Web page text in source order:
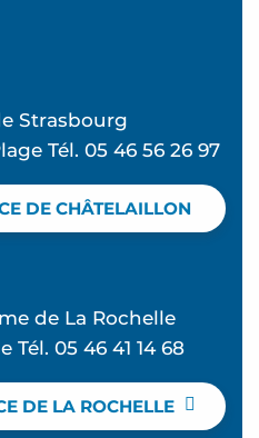
Strasbourg
Tél. 05 46 56 26 97
DE CHÂTELAILLON
de La Rochelle
Tél. 05 46 41 14 68
DE LA ROCHELLE